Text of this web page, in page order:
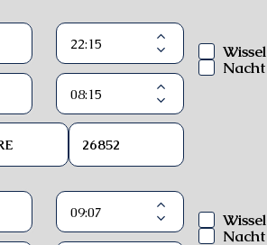
Wissel
Nacht
Wissel
Nacht